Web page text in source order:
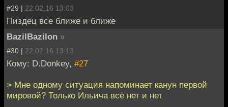
#29 | 22.02.16 13:03
Пиздец все ближе и ближе
BazilBazilon »
#30 | 22.02.16 13:13
Кому: D.Donkey, #27
> Мне одному ситуация напоминает канун первой
мировой? Только Ильича всё нет и нет